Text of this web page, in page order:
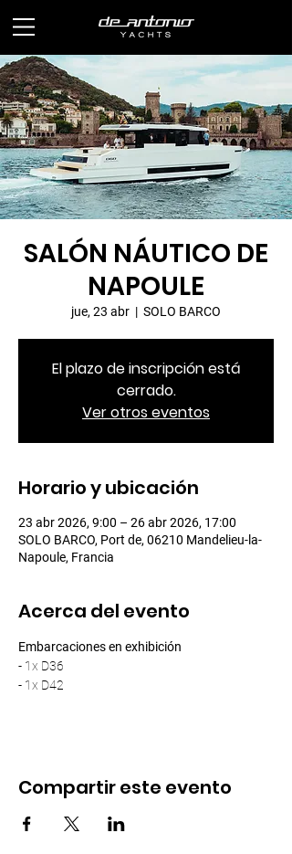
SALÓN NÁUTICO DE
NAPOULE
jue, 23 abr
  |
SOLO BARCO
El plazo de inscripción está
cerrado.
Ver otros eventos
Horario y ubicación
23 abr 2026, 9:00 – 26 abr 2026, 17:00
SOLO BARCO, Port de, 06210 Mandelieu-la-
Napoule, Francia
Acerca del evento
Embarcaciones en exhibición
- 1x D36
- 1x D42
Compartir este evento